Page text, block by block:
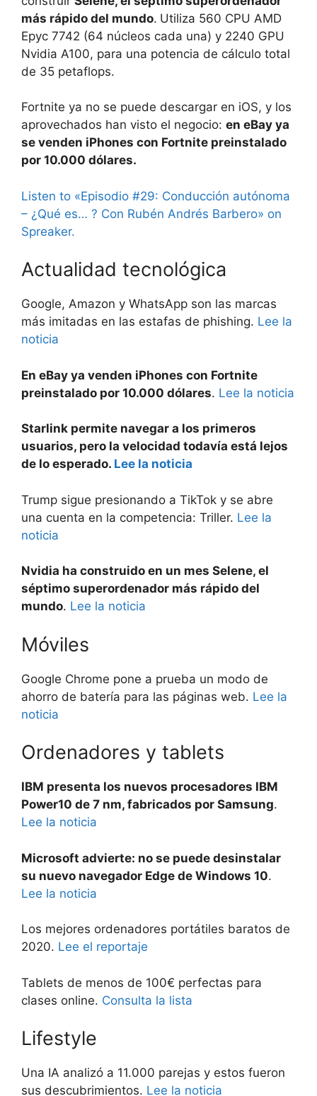
más rápido del mundo. Utiliza 560 CPU AMD
Epyc 7742 (64 núcleos cada una) y 2240 GPU
Nvidia A100, para una potencia de cálculo total
de 35 petaflops.
Fortnite ya no se puede descargar en iOS, y los
aprovechados han visto el negocio: en eBay ya
se venden iPhones con Fortnite preinstalado
por 10.000 dólares.
Listen to «Episodio #29: Conducción autónoma
– ¿Qué es… ? Con Rubén Andrés Barbero» on
Spreaker.
Actualidad tecnológica
Google, Amazon y WhatsApp son las marcas
más imitadas en las estafas de phishing. Lee la
noticia
En eBay ya venden iPhones con Fortnite
preinstalado por 10.000 dólares. Lee la noticia
Starlink permite navegar a los primeros
usuarios, pero la velocidad todavía está lejos
de lo esperado. Lee la noticia
Trump sigue presionando a TikTok y se abre
una cuenta en la competencia: Triller. Lee la
noticia
Nvidia ha construido en un mes Selene, el
séptimo superordenador más rápido del
mundo. Lee la noticia
Móviles
Google Chrome pone a prueba un modo de
ahorro de batería para las páginas web. Lee la
noticia
Ordenadores y tablets
IBM presenta los nuevos procesadores IBM
Power10 de 7 nm, fabricados por Samsung.
Lee la noticia
Microsoft advierte: no se puede desinstalar
su nuevo navegador Edge de Windows 10.
Lee la noticia
Los mejores ordenadores portátiles baratos de
2020. Lee el reportaje
Tablets de menos de 100€ perfectas para
clases online. Consulta la lista
Lifestyle
Una IA analizó a 11.000 parejas y estos fueron
sus descubrimientos. Lee la noticia